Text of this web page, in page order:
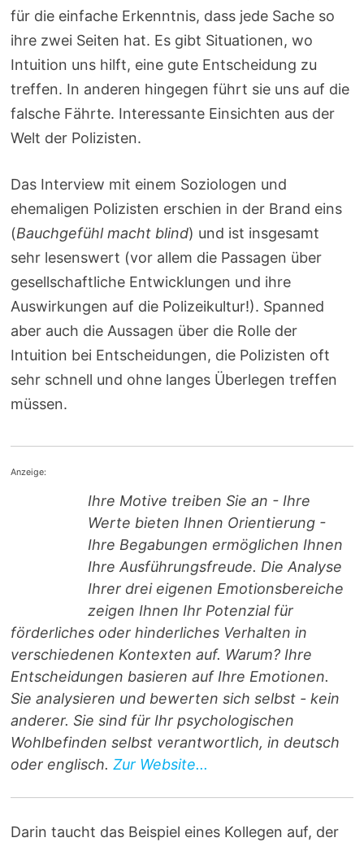
für die einfache Erkenntnis, dass jede Sache so
ihre zwei Seiten hat. Es gibt Situationen, wo
Intuition uns hilft, eine gute Entscheidung zu
treffen. In anderen hingegen führt sie uns auf die
falsche Fährte. Interessante Einsichten aus der
Welt der Polizisten.
Das Interview mit einem Soziologen und
ehemaligen Polizisten erschien in der Brand eins
(Bauchgefühl macht blind) und ist insgesamt
sehr lesenswert (vor allem die Passagen über
gesellschaftliche Entwicklungen und ihre
Auswirkungen auf die Polizeikultur!). Spanned
aber auch die Aussagen über die Rolle der
Intuition bei Entscheidungen, die Polizisten oft
sehr schnell und ohne langes Überlegen treffen
müssen.
Anzeige:
Ihre Motive treiben Sie an - Ihre
Werte bieten Ihnen Orientierung -
Ihre Begabungen ermöglichen Ihnen
Ihre Ausführungsfreude. Die Analyse
Ihrer drei eigenen Emotionsbereiche
zeigen Ihnen Ihr Potenzial für
förderliches oder hinderliches Verhalten in
verschiedenen Kontexten auf. Warum? Ihre
Entscheidungen basieren auf Ihre Emotionen.
Sie analysieren und bewerten sich selbst - kein
anderer. Sie sind für Ihr psychologischen
Wohlbefinden selbst verantwortlich, in deutsch
oder englisch.Zur Website...
Darin taucht das Beispiel eines Kollegen auf, der